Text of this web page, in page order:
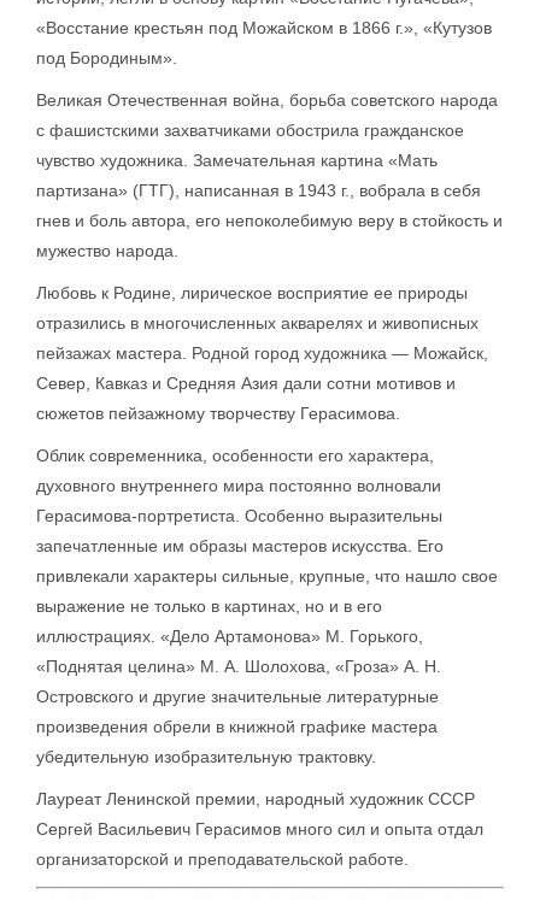
«Восстание крестьян под Можайском в 1866 г.», «Кутузов
под Бородиным».
Великая Отечественная война, борьба советского народа
с фашистскими захватчиками обострила гражданское
чувство художника. Замечательная картина «Мать
партизана» (ГТГ), написанная в 1943 г., вобрала в себя
гнев и боль автора, его непоколебимую веру в стойкость и
мужество народа.
Любовь к Родине, лирическое восприятие ее природы
отразились в многочисленных акварелях и живописных
пейзажах мастера. Родной город художника — Можайск,
Север, Кавказ и Средняя Азия дали сотни мотивов и
сюжетов пейзажному творчеству Герасимова.
Облик современника, особенности его характера,
духовного внутреннего мира постоянно волновали
Герасимова-портретиста. Особенно выразительны
запечатленные им образы мастеров искусства. Его
привлекали характеры сильные, крупные, что нашло свое
выражение не только в картинах, но и в его
иллюстрациях. «Дело Артамонова» М. Горького,
«Поднятая целина» М. А. Шолохова, «Гроза» А. Н.
Островского и другие значительные литературные
произведения обрели в книжной графике мастера
убедительную изобразительную трактовку.
Лауреат Ленинской премии, народный художник СССР
Сергей Васильевич Герасимов много сил и опыта отдал
организаторской и преподавательской работе.